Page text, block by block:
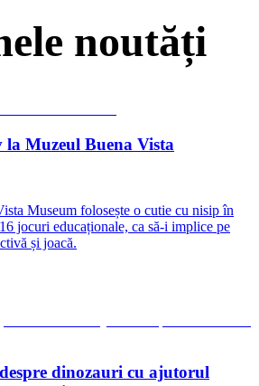
noutăți
Muzeul Buena Vista
Museum folosește o cutie cu nisip în
jocuri educaționale, ca să-i implice pe
și joacă.
dinozauri cu ajutorul